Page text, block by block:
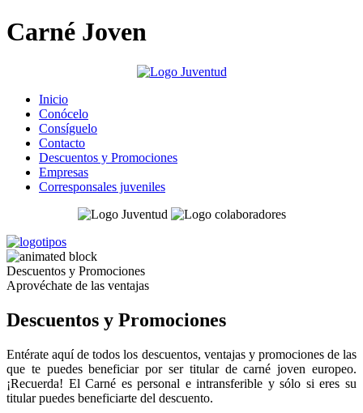
Carné Joven
Inicio
Conócelo
Consíguelo
Contacto
Descuentos y Promociones
Empresas
Corresponsales juveniles
Descuentos y Promociones
Aprovéchate de las ventajas
Descuentos y Promociones
Entérate aquí de todos los descuentos, ventajas y promociones de las
que te puedes beneficiar por ser titular de carné joven europeo.
¡Recuerda! El Carné es personal e intransferible y sólo si eres su
titular puedes beneficiarte del descuento.